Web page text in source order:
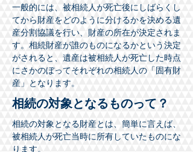
​一般的には、被相続人が死亡後にしばらくし
てから財産をどのように分けるかを決める遺
産分割協議を行い、財産の所在が決定されま
す。相続財産が誰のものになるかという決定
がされると、遺産は被相続人が死亡した時点
にさかのぼってそれぞれの相続人の「固有財
産」となります。
相続の対象となるものって？
相続の対象となる財産とは、簡単に言えば、
被相続人が死亡当時に所有していたものにな
ります。